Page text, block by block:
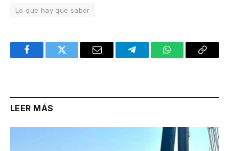
Lo que hay que saber
FacebookTwitter Email TelegramWhatsAppCopy
LEER MÁS